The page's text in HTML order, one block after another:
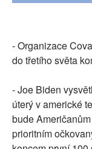
- Organizace
do třetího světa
- Joe Biden
úterý v americké
bude
prioritním